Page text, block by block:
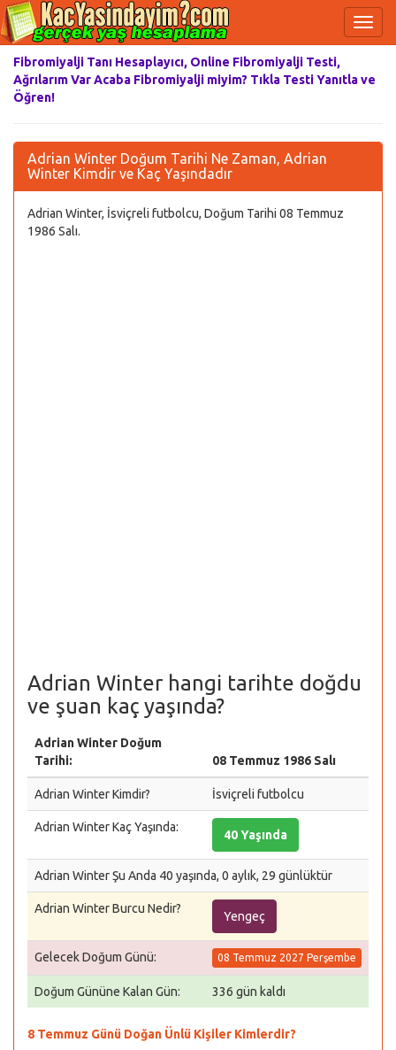
Fibromiyalji Tanı Hesaplayıcı, Online Fibromiyalji Testi,
Ağrılarım Var Acaba Fibromiyalji miyim? Tıkla Testi Yanıtla ve
Öğren!
Adrian Winter Doğum Tarihi Ne Zaman, Adrian
Winter Kimdir ve Kaç Yaşındadır
Adrian Winter, İsviçreli futbolcu, Doğum Tarihi 08 Temmuz
1986 Salı.
Adrian Winter hangi tarihte doğdu
ve şuan kaç yaşında?
Adrian Winter Doğum
Tarihi:
08 Temmuz 1986 Salı
Adrian Winter Kimdir? İsviçreli futbolcu
Adrian Winter Kaç Yaşında:
40 Yaşında
Adrian Winter Şu Anda 40 yaşında, 0 aylık, 29 günlüktür
Adrian Winter Burcu Nedir?
Yengeç
Gelecek Doğum Günü: 08 Temmuz 2027 Perşembe
Doğum Gününe Kalan Gün: 336 gün kaldı
8 Temmuz Günü Doğan Ünlü Kişiler Kimlerdir?